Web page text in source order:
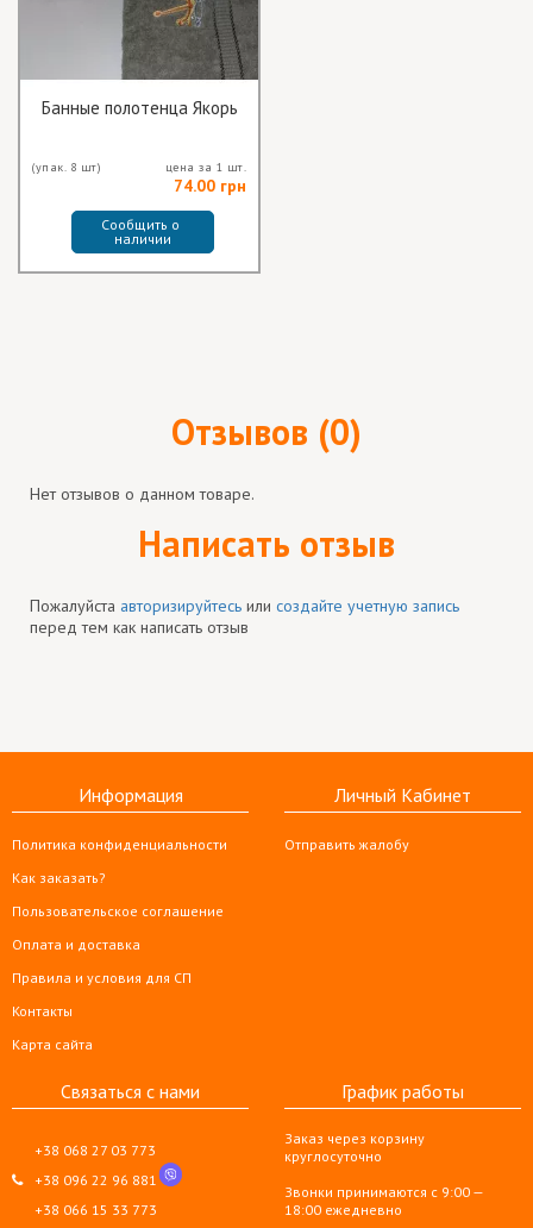
Банные полотенца Якорь
(упак. 8 шт) цена за 1 шт.
74.00 грн
Сообщить о
наличии
Отзывов (0)
Нет отзывов о данном товаре.
Написать отзыв
Пожалуйста авторизируйтесь или создайте учетную запись
перед тем как написать отзыв
Информация
Политика конфиденциальности
Как заказать?
Пользовательское соглашение
Оплата и доставка
Правила и условия для СП
Контакты
Карта сайта
Личный Кабинет
Отправить жалобу
Связаться с нами
+38 068 27 03 773
+38 096 22 96 881
+38 066 15 33 773
График работы
Заказ через корзину
круглосуточно
Звонки принимаются с 9:00 —
18:00 ежедневно